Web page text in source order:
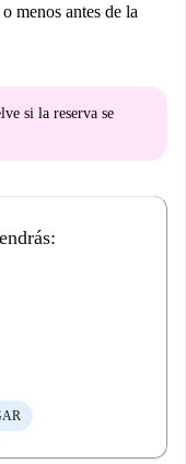
menos antes de la
si la reserva se